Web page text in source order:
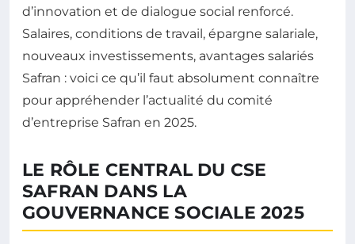
d’innovation et de dialogue social renforcé.
Salaires, conditions de travail, épargne salariale,
nouveaux investissements, avantages salariés
Safran : voici ce qu’il faut absolument connaître
pour appréhender l’actualité du comité
d’entreprise Safran en 2025.
LE RÔLE CENTRAL DU CSE
SAFRAN DANS LA
GOUVERNANCE SOCIALE 2025